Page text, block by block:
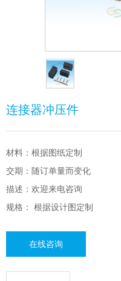
连接器冲压件
材料：根据图纸定制
交期：随订单量而变化
描述：欢迎来电咨询
规格： 根据设计图定制
在线咨询